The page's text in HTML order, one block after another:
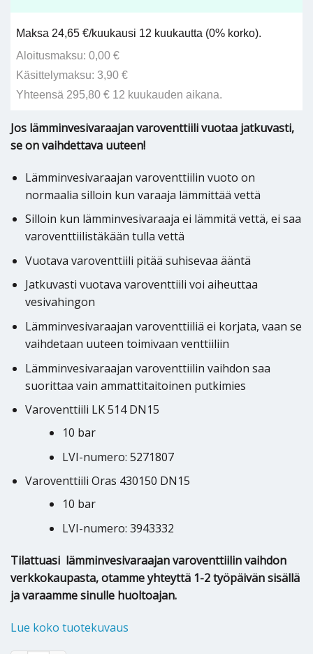
Maksa 24,65 €/kuukausi 12 kuukautta (0% korko).
Aloitusmaksu: 0,00 €
Käsittelymaksu: 3,90 €
Yhteensä 295,80 € 12 kuukauden aikana.
Jos lämminvesivaraajan varoventtiili vuotaa jatkuvasti,
se on vaihdettava uuteen!
Lämminvesivaraajan varoventtiilin vuoto on
normaalia silloin kun varaaja lämmittää vettä
Silloin kun lämminvesivaraaja ei lämmitä vettä, ei saa
varoventtiilistäkään tulla vettä
Vuotava varoventtiili pitää suhisevaa ääntä
Jatkuvasti vuotava varoventtiili voi aiheuttaa
vesivahingon
Lämminvesivaraajan varoventtiiliä ei korjata, vaan se
vaihdetaan uuteen toimivaan venttiiliin
Lämminvesivaraajan varoventtiilin vaihdon saa
suorittaa vain ammattitaitoinen putkimies
Varoventtiili LK 514 DN15
10 bar
LVI-numero: 5271807
Varoventtiili Oras 430150 DN15
10 bar
LVI-numero: 3943332
Tilattuasi lämminvesivaraajan varoventtiilin vaihdon
verkkokaupasta, otamme yhteyttä 1-2 työpäivän sisällä
ja varaamme sinulle huoltoajan.
Lue koko tuotekuvaus